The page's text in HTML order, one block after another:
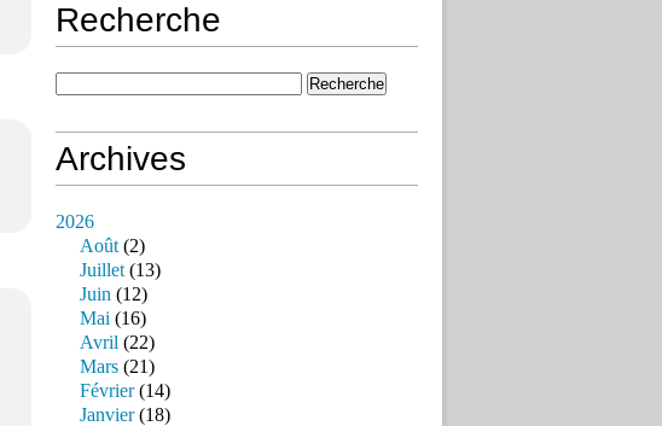
Recherche
Archives
2026
Août(2)
Juillet(13)
Juin (12)
Mai (16)
Avril (22)
Mars (21)
Février(14)
Janvier(18)